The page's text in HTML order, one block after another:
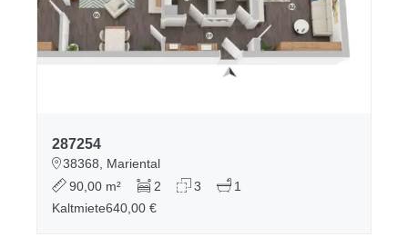
287254
38368, Mariental
90,00 m²
2 3
1
Kaltmiete640,00 €